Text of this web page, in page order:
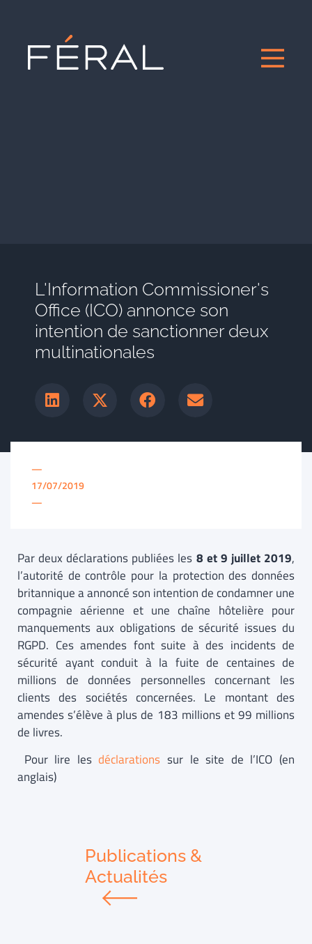
L'Information Commissioner's
Office (ICO) annonce son
intention de sanctionner deux
multinationales
—
17/07/2019
—
Par deux déclarations publiées les 8 et 9 juillet 2019,
l’autorité de contrôle pour la protection des données
britannique a annoncé son intention de condamner une
compagnie aérienne et une chaîne hôtelière pour
manquements aux obligations de sécurité issues du
RGPD. Ces amendes font suite à des incidents de
sécurité ayant conduit à la fuite de centaines de
millions de données personnelles concernant les
clients des sociétés concernées. Le montant des
amendes s’élève à plus de 183 millions et 99 millions
de livres.
Pour lire lesdéclarations sur le site de l’ICO (en
anglais)
Publications &
Actualités